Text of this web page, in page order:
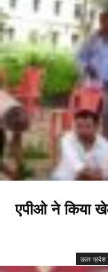
एपीओ ने किया
उत्तर